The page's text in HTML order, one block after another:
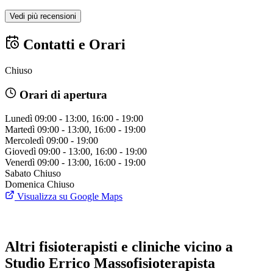
Vedi più recensioni
Contatti e Orari
Chiuso
Orari di apertura
Lunedì 09:00 - 13:00, 16:00 - 19:00
Martedì 09:00 - 13:00, 16:00 - 19:00
Mercoledì 09:00 - 19:00
Giovedì 09:00 - 13:00, 16:00 - 19:00
Venerdì 09:00 - 13:00, 16:00 - 19:00
Sabato Chiuso
Domenica Chiuso
Visualizza su Google Maps
Altri fisioterapisti e cliniche vicino a
Studio Errico Massofisioterapista